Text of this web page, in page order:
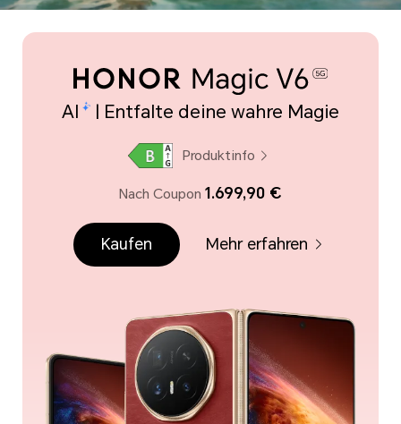
AI | Entfalte deine wahre Magie
Produktinfo
Nach Coupon 1.699,90 €
Kaufen Mehr erfahren